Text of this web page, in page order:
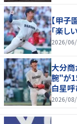
【甲子
「楽し
2026/
大分
腕"が
白星呼
2026/